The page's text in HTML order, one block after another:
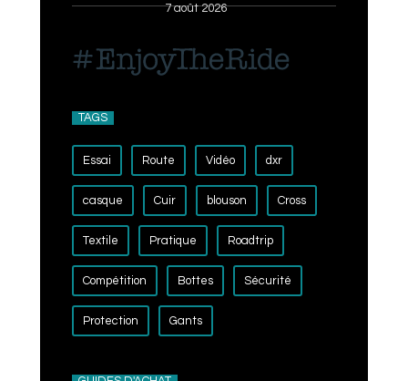
7 août 2026
TAGS
Essai Route Vidéo dxr
casque Cuir blouson Cross
Textile Pratique Roadtrip
Compétition Bottes Sécurité
Protection Gants